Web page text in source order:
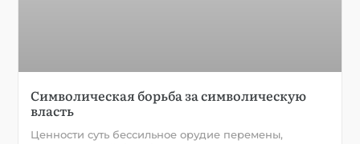
Символическая борьба за символическую
власть
Ценности суть бессильное орудие перемены,